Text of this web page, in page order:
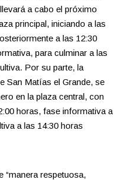
a cabo el próximo
principal, iniciando a las
a las 12:30
para culminar a las
Por su parte, la
San Matías el Grande, se
en la plaza central, con
horas, fase informativa a
a las 14:30 horas
“manera respetuosa,